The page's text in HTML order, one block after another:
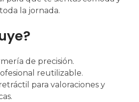
la jornada.
de precisión.
reutilizable.
para valoraciones y